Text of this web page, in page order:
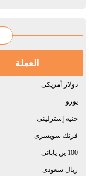
العملة
دولار أمريكى​
يورو​
جنيه إسترلينى​
فرنك سويسرى​
100 ين يابانى​
ريال سعودى​